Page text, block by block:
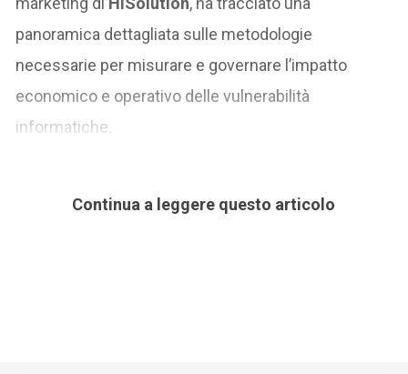
panoramica dettagliata sulle metodologie
necessarie per misurare e governare l’impatto
economico e operativo delle vulnerabilità
informatiche.
Continua a leggere questo articolo